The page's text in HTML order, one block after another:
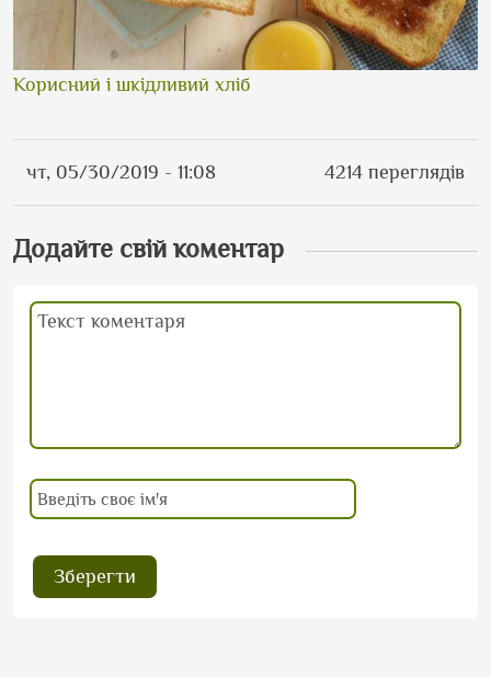
Корисний і шкідливий хліб
чт, 05/30/2019 - 11:08 4214 переглядів
Додайте свій коментар